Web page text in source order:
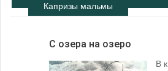
Капризы мальмы
С озера на озеро
В